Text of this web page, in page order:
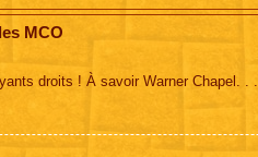
MCO
droits ! À savoir Warner Chapel. . .